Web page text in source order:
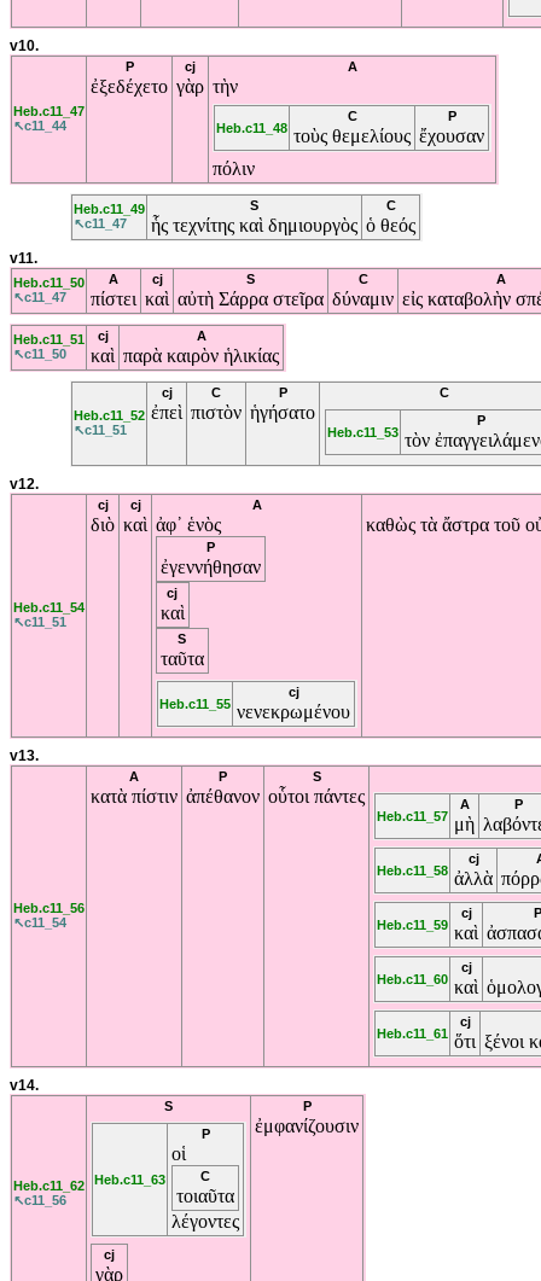
v10.
Heb.c11_47
↖c11_44
P
ἐξεδέχετο
cj
γὰρ
A
τὴν
Heb.c11_48
C
τοὺς θεμελίους
P
ἔχουσαν
πόλιν
Heb.c11_49
↖c11_47
S
ἧς τεχνίτης καὶ δημιουργὸς
C
ὁ θεός
v11.
Heb.c11_50
↖c11_47
A
πίστει
cj
καὶ
S
αὐτὴ Σάρρα στεῖρα
C
δύναμιν
A
εἰς καταβολὴν
Heb.c11_51
↖c11_50
cj
καὶ
A
παρὰ καιρὸν ἡλικίας
Heb.c11_52
↖c11_51
cj
ἐπεὶ
C
πιστὸν
P
ἡγήσατο
C
Heb.c11_53
P
τὸν
v12.
Heb.c11_54
↖c11_51
cj
διὸ
cj
καὶ
A
ἀφ᾽ ἑνὸς
P
ἐγεννήθησαν
cj
καὶ
S
ταῦτα
Heb.c11_55
cj
νενεκρωμένου
καθὼς τὰ ἄστρα τοῦ
v13.
Heb.c11_56
↖c11_54
A
κατὰ πίστιν
P
ἀπέθανον
S
οὗτοι πάντες
Heb.c11_57
A
μὴ
P
Heb.c11_58
cj
ἀλλὰ
Heb.c11_59
cj
καὶ
Heb.c11_60
cj
καὶ
Heb.c11_61
cj
ὅτι ξένοι
v14.
Heb.c11_62
↖c11_56
S
Heb.c11_63
P
οἱ
C
τοιαῦτα
λέγοντες
cj
γὰρ
P
ἐμφανίζουσιν